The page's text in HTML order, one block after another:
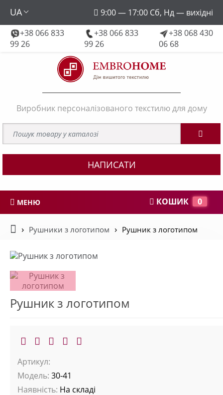
UA
9:00 — 17:00 Сб, Нд — вихідні
+38 066 833
99 26
+38 066 833
99 26
+38 068 430
06 68
embroforhome@gmail.com
Виробник персоналізованого текстилю для дому
НАПИСАТИ
МЕНЮ КОШИК 0
Рушники з логотипом Рушник з логотипом
Рушник з логотипом
Артикул:
Модель: 30-41
Наявність: На складі